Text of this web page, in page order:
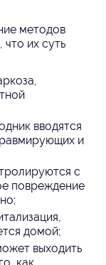
методов
что их суть
вводятся
и
с
повреждение
домой;
выходить